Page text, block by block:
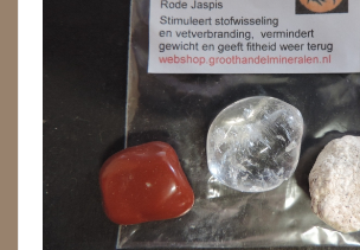
GESLEPEN STENEN
HANGERS
HARTEN
HUISREINIGING
KAARSEN